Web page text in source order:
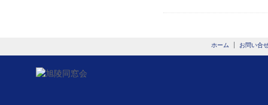
ホーム お問い合